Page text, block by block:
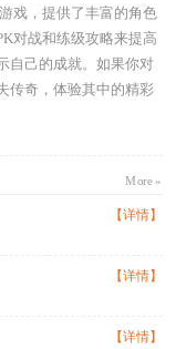
戏，提供了丰富的角色
对战和练级攻略来提高
自己的成就。如果你对
传奇，体验其中的精彩
More »
【详情】
【详情】
【详情】